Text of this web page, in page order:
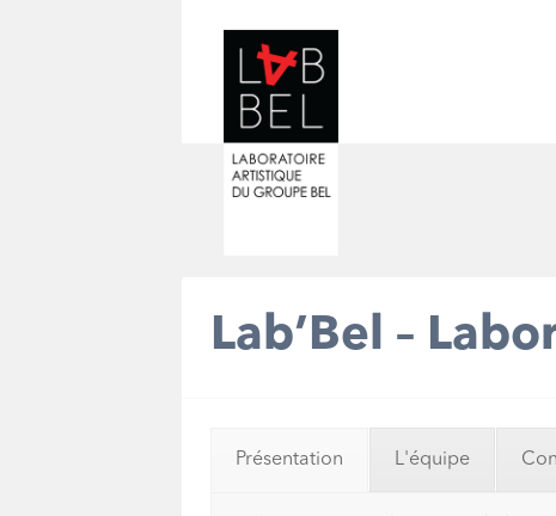
Lab’Bel –
Présentation L'équipe